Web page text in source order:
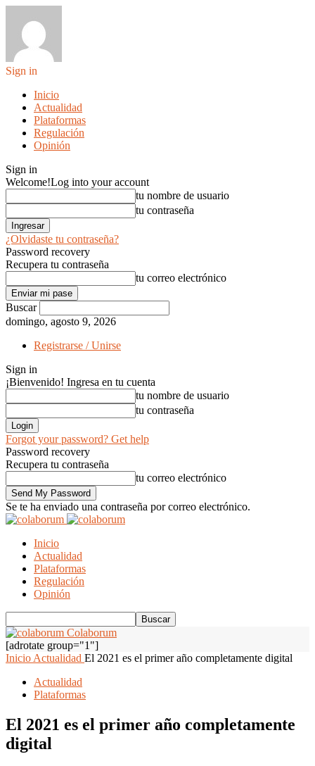
Sign in
Inicio
Actualidad
Plataformas
Regulación
Opinión
Sign in
Welcome!Log into your account
tu nombre de usuario
tu contraseña
¿Olvidaste tu contraseña?
Password recovery
Recupera tu contraseña
tu correo electrónico
Buscar
domingo, agosto 9, 2026
Registrarse / Unirse
Sign in
¡Bienvenido! Ingresa en tu cuenta
tu nombre de usuario
tu contraseña
Forgot your password? Get help
Password recovery
Recupera tu contraseña
tu correo electrónico
Se te ha enviado una contraseña por correo electrónico.
Inicio
Actualidad
Plataformas
Regulación
Opinión
Colaborum
[adrotate group="1"]
Inicio Actualidad El 2021 es el primer año completamente digital
Actualidad
Plataformas
El 2021 es el primer año completamente
digital